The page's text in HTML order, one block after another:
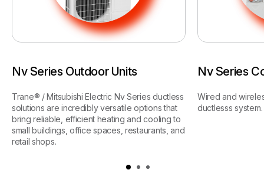
Nv Series Outdoor Units
Trane® / Mitsubishi Electric Nv Series ductless
solutions are incredibly versatile options that
bring reliable, efficient heating and cooling to
small buildings, office spaces, restaurants, and
retail shops.
Nv Series
Wired and
ductlesss system.